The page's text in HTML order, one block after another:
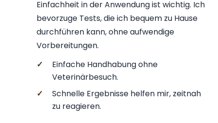
Einfachheit in der Anwendung ist wichtig. Ich
bevorzuge Tests, die ich bequem zu Hause
durchführen kann, ohne aufwendige
Vorbereitungen.
✓
Einfache Handhabung ohne
Veterinärbesuch.
✓
Schnelle Ergebnisse helfen mir, zeitnah
zu reagieren.